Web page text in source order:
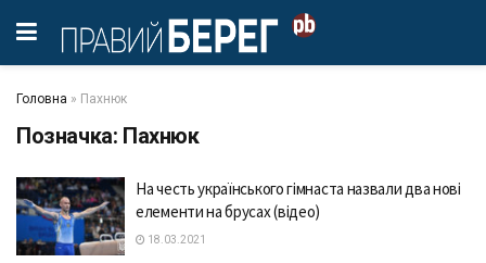
Головна » Пахнюк
Позначка: Пахнюк
На честь українського гімнаста назвали два нові
елементи на брусах (відео)
18.03.2021